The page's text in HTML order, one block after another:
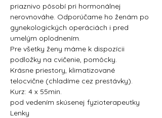
priaznivo pôsobí pri hormonálnej
nerovnováhe. Odporúčame ho ženám po
gynekologických operáciách i pred
umelým oplodnením.
Pre všetky ženy máme k dispozícii
podložky na cvičenie, pomôcky.
Krásne priestory, klimatizované
telocvične (chladíme cez prestávky).
Kurz: 4 x 55min.
pod vedením skúsenej fyzioterapeutky
Lenky